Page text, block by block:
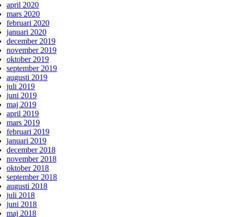
april 2020
mars 2020
februari 2020
januari 2020
december 2019
november 2019
oktober 2019
september 2019
augusti 2019
juli 2019
juni 2019
maj 2019
april 2019
mars 2019
februari 2019
januari 2019
december 2018
november 2018
oktober 2018
september 2018
augusti 2018
juli 2018
juni 2018
maj 2018